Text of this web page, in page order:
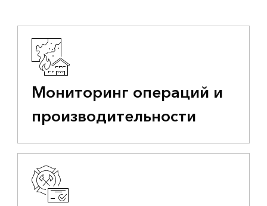
Мониторинг операций и
производительности